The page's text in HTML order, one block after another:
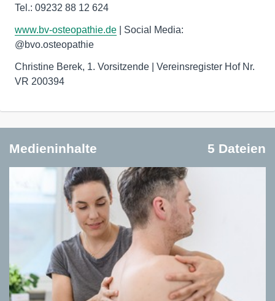
Tel.: 09232 88 12 624
www.bv-osteopathie.de | Social Media:
@bvo.osteopathie
Christine Berek, 1. Vorsitzende | Vereinsregister Hof Nr.
VR 200394
Medieninhalte 5 Dateien